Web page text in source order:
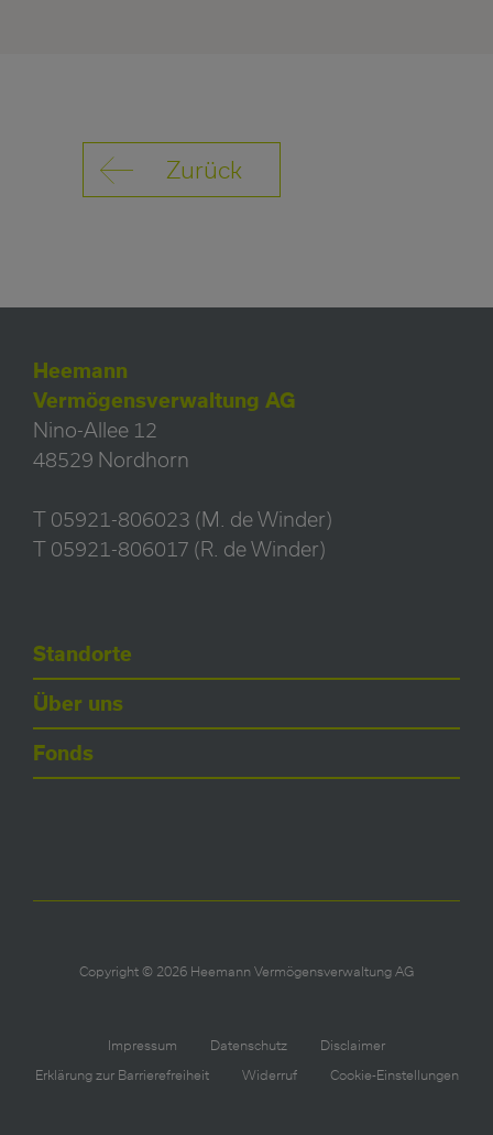
Zurück
Heemann
Vermögensverwaltung AG
Nino-Allee 12
48529 Nordhorn
T 05921-806023 (M. de Winder)
T 05921-806017 (R. de Winder)
Standorte
Über uns
Fonds
Copyright © 2026 Heemann Vermögensverwaltung AG
Impressum Datenschutz
Disclaimer
Erklärung zur Barrierefreiheit
Widerruf Cookie-Einstellungen